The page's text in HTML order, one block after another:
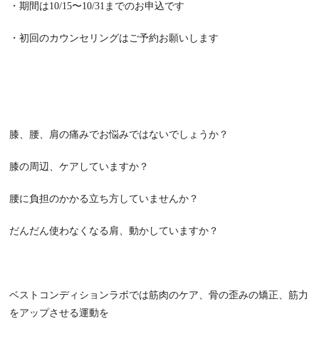
・期間は10/15〜10/31までのお申込です
・初回のカウンセリングはご予約お願いします
膝、腰、肩の痛みでお悩みではないでしょうか？
膝の周辺、ケアしていますか？
腰に負担のかかる立ち方していませんか？
だんだん使わなくなる肩、動かしていますか？
ベストコンディションラボでは筋肉のケア、骨の歪みの矯正、筋力
をアップさせる運動を